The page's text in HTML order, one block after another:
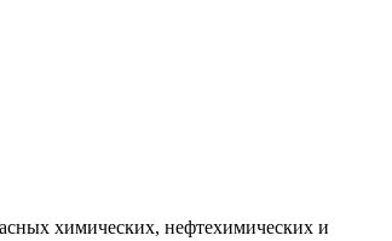
химических, нефтехимических и